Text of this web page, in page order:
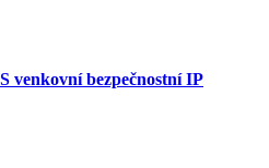
venkovní bezpečnostní IP